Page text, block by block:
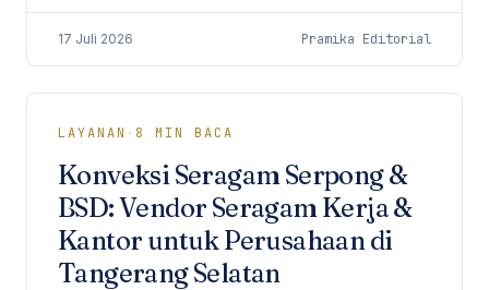
procurement sebelum produksi.
17 Juli 2026 Pramika Editorial
LAYANAN · 8 MIN BACA
Konveksi Seragam Serpong &
BSD: Vendor Seragam Kerja &
Kantor untuk Perusahaan di
Tangerang Selatan